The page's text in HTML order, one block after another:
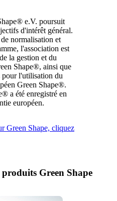
e.V. poursuit
d'intérêt général.
normalisation et
l'association est
la gestion et du
Shape®, ainsi que
pour l'utilisation du
Green Shape®.
a été enregistré en
européen.
Green Shape, cliquez
Green Shape